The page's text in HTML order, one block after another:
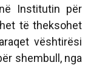
Institutin për
të theksohet
vështirësi
shembull, nga